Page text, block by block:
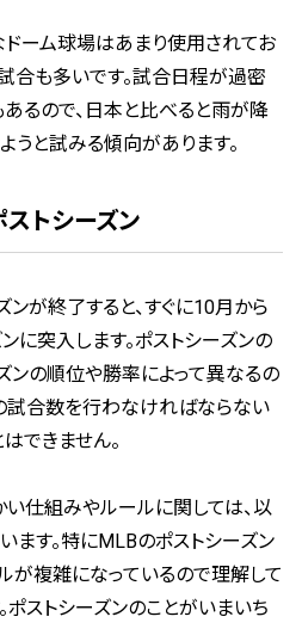
ーム球場はあまり使用されてお
合も多いです。試合日程が過密
るので、日本と比べると雨が降
うと試みる傾向があります。
トシーズン
ンが終了すると、すぐに10月から
に突入します。ポストシーズンの
ンの順位や勝率によって異なるの
試合数を行わなければならない
できません。
い仕組みやルールに関しては、以
ます。特にMLBのポストシーズン
が複雑になっているので理解して
ポストシーズンのことがいまいち